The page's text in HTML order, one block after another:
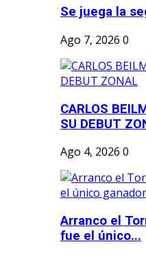
Se juega la
Ago 7, 2026 0
CARLOS
SU DEBUT
Ago 4, 2026 0
Arranco el
fue el único...